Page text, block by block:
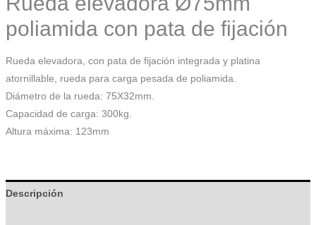
poliamida con pata de fijación
Rueda elevadora, con pata de fijación integrada y platina
atornillable, rueda para carga pesada de poliamida.
Diámetro de la rueda: 75X32mm.
Capacidad de carga: 300kg.
Altura máxima: 123mm
Descripción